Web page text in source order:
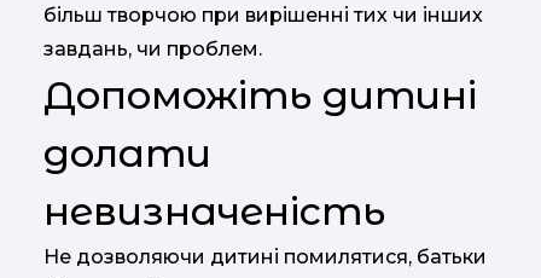
більш творчою при вирішенні тих чи інших
завдань, чи проблем.
Допоможіть дитині
долати
невизначеність
Не дозволяючи дитині помилятися, батьки